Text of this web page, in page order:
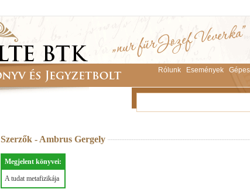
Rólunk Események
Szerzők - Ambrus Gergely
Megjelent könyvei:
A tudat metafizikája